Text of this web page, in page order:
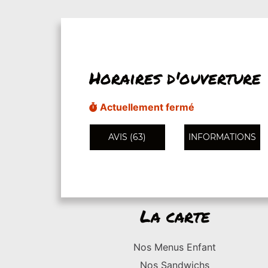
Horaires d'ouverture
Actuellement fermé
AVIS (63) INFORMATIONS
La carte
Nos Menus Enfant
Nos Sandwichs